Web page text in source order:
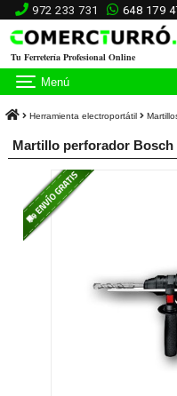
972 233 731 648 179
Tu Ferretería Profesional Online
Menú
Herramienta electroportátil
Martillo perforador Bosch